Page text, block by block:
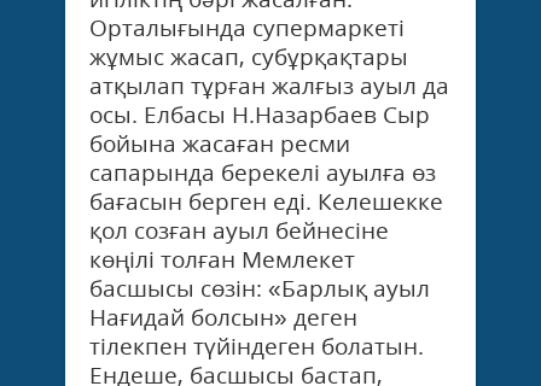
Орталығында супермаркеті
жұмыс жасап, субұрқақтары
атқылап тұрған жалғыз ауыл да
осы. Елбасы Н.Назарбаев Сыр
бойына жасаған ресми
сапарында берекелі ауылға өз
бағасын берген еді. Келешекке
қол созған ауыл бейнесіне
көңілі толған Мемлекет
басшысы сөзін: «Барлық ауыл
Нағидай болсын» деген
тілекпен түйіндеген болатын.
Ендеше, басшысы бастап,